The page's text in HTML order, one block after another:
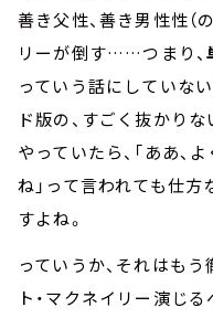
善き父性、善き男性性（
リーが倒す……つまり、
っていう話にしていな
ド版の、すごく抜かり
やっていたら、「ああ、
ね」って言われても仕方
すよね。
っていうか、それはも
ト・マクネイリー演じ